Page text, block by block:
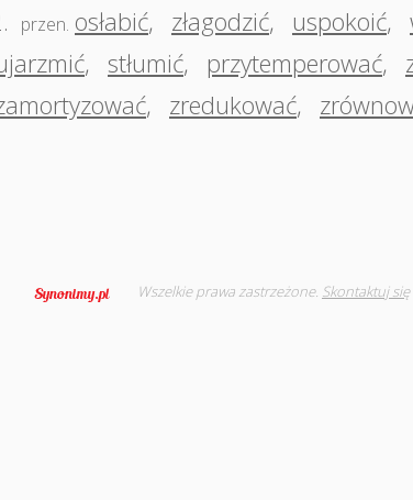
przen. osłabić, złagodzić, uspokoić,
, stłumić, przytemperować,
, zredukować,
Wszelkie prawa zastrzeżone. Skontaktuj się